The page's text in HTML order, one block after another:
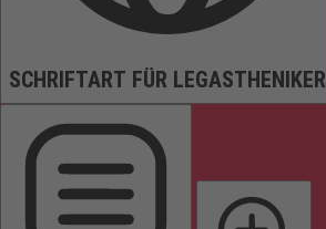
SCHRIFTART FÜR LEGASTHENIKER